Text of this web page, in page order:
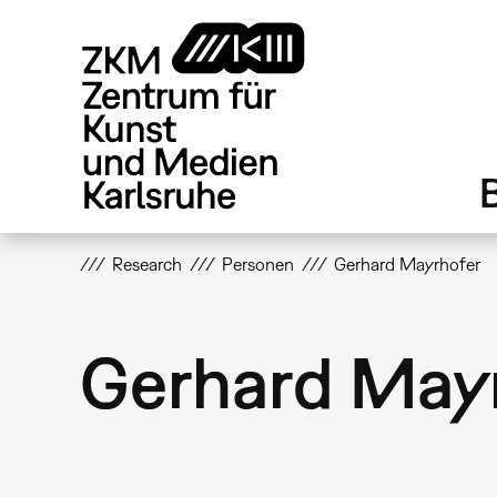
Research Personen Gerhard Mayrhofer
Gerhard